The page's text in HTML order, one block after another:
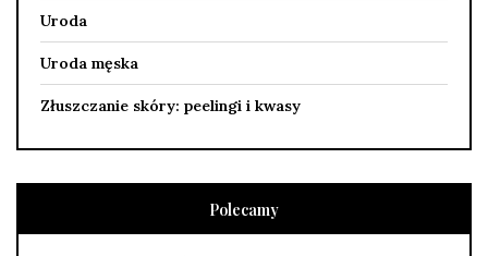
Uroda
Uroda męska
Złuszczanie skóry: peelingi i kwasy
Polecamy